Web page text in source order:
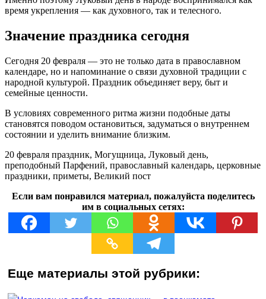
время укрепления — как духовного, так и телесного.
Значение праздника сегодня
Сегодня 20 февраля — это не только дата в православном
календаре, но и напоминание о связи духовной традиции с
народной культурой. Праздник объединяет веру, быт и
семейные ценности.
В условиях современного ритма жизни подобные даты
становятся поводом остановиться, задуматься о внутреннем
состоянии и уделить внимание близким.
20 февраля праздник, Могущница, Луковый день,
преподобный Парфений, православный календарь, церковные
праздники, приметы, Великий пост
Если вам понравился материал, пожалуйста поделитесь
им в социальных сетях:
Еще материалы этой рубрики: